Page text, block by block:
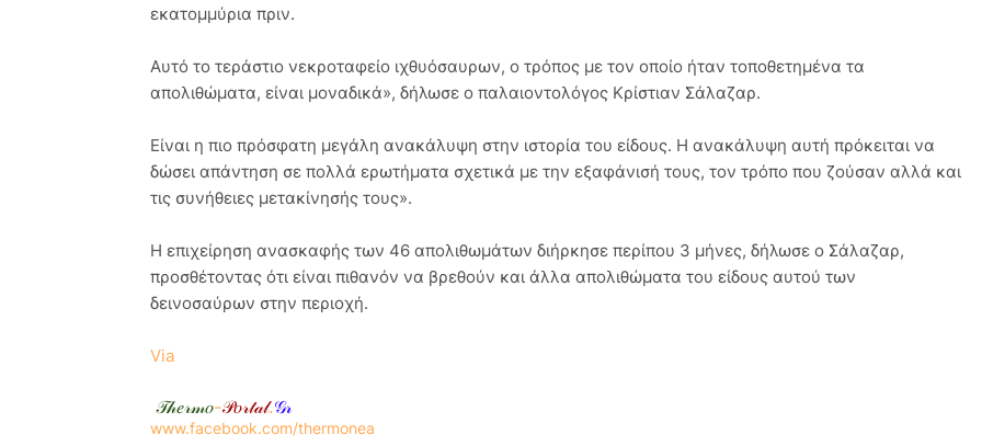
εκατομμύρια πριν.
Αυτό το τεράστιο νεκροταφείο ιχθυόσαυρων, ο τρόπος με τον οποίο ήταν τοποθετημένα τα
απολιθώματα, είναι μοναδικά», δήλωσε ο παλαιοντολόγος Κρίστιαν Σάλαζαρ.
Είναι η πιο πρόσφατη μεγάλη ανακάλυψη στην ιστορία του είδους. Η ανακάλυψη αυτή πρόκειται να
δώσει απάντηση σε πολλά ερωτήματα σχετικά με την εξαφάνισή τους, τον τρόπο που ζούσαν αλλά και
τις συνήθειες μετακίνησής τους».
Η επιχείρηση ανασκαφής των 46 απολιθωμάτων διήρκησε περίπου 3 μήνες, δήλωσε ο Σάλαζαρ,
προσθέτοντας ότι είναι πιθανόν να βρεθούν και άλλα απολιθώματα του είδους αυτού των
δεινοσαύρων στην περιοχή.
Via
𝒯𝒽𝑒𝓇𝓂𝑜-𝒫𝑜𝓇𝓉𝒶𝓁.𝒢𝓇
www.facebook.com/thermonea